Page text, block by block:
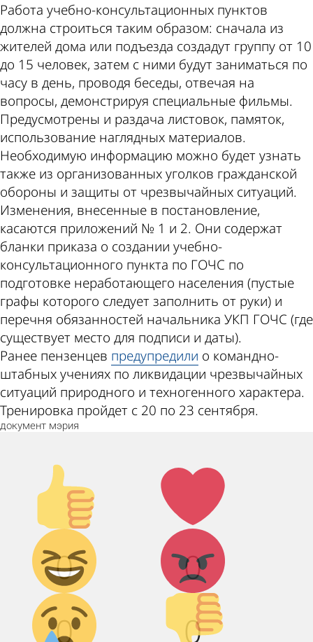
Работа учебно-консультационных пунктов
должна строиться таким образом: сначала из
жителей дома или подъезда создадут группу от 10
до 15 человек, затем с ними будут заниматься по
часу в день, проводя беседы, отвечая на
вопросы, демонстрируя специальные фильмы.
Предусмотрены и раздача листовок, памяток,
использование наглядных материалов.
Необходимую информацию можно будет узнать
также из организованных уголков гражданской
обороны и защиты от чрезвычайных ситуаций.
Изменения, внесенные в постановление,
касаются приложений № 1 и 2. Они содержат
бланки приказа о создании учебно-
консультационного пункта по ГОЧС по
подготовке неработающего населения (пустые
графы которого следует заполнить от руки) и
перечня обязанностей начальника УКП ГОЧС (где
существует место для подписи и даты).
Ранее пензенцев предупредили о командно-
штабных учениях по ликвидации чрезвычайных
ситуаций природного и техногенного характера.
Тренировка пройдет с 20 по 23 сентября.
документ мэрия
Палец
вверх!
0
Лайк!
0
Дикий
смех!
0
Агрессия!
0
Грусть :(
Палец
вниз!